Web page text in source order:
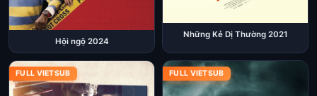
Hội ngộ 2024
Những Kẻ Dị Thường 2021
FULL VIETSUB FULL VIETSUB